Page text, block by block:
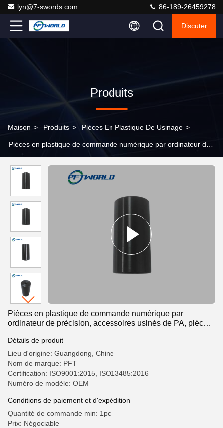
lyn@7-swords.com 86-189-26459278
Discuter
Produits
Maison > Produits > Pièces En Plastique De Usinage >
Pièces en plastique de commande numérique par ordinateur de
Pièces en plastique de commande numérique par
ordinateur de précision, accessoires usinés de PA, pièces
Détails de produit
Lieu d'origine: Guangdong, Chine
Nom de marque: PFT
Certification: ISO9001:2015, ISO13485:2016
Numéro de modèle: OEM
Conditions de paiement et d'expédition
Quantité de commande min: 1pc
Prix: Négociable